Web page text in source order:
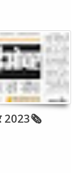
2023🗞